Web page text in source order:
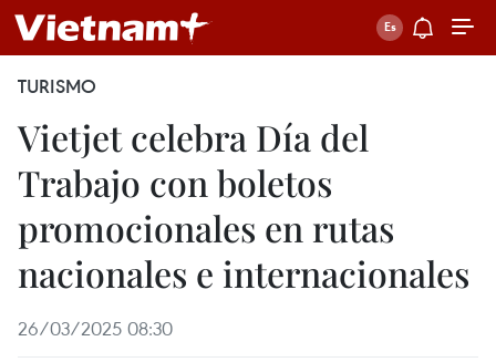
TURISMO
Vietjet celebra Día del
Trabajo con boletos
promocionales en rutas
nacionales e internacionales
26/03/2025 08:30